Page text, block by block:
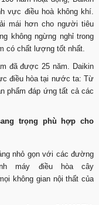
vực điều hoà không khí.
mái hơn cho người tiêu
không ngừng nghỉ trong
có chất lượng tốt nhất.
đã được 25 năm. Daikin
điều hòa tại nước ta: Từ
phẩm đáp ứng tất cả các
trọng phù hợp cho
nhỏ gọn với các đường
máy điều hòa cây
không gian nội thất của